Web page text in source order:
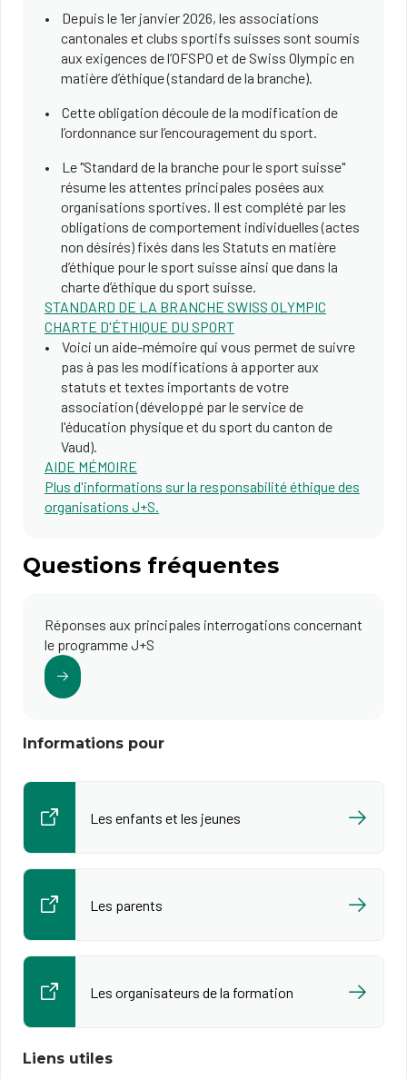
Depuis le 1er janvier 2026, les associations
cantonales et clubs sportifs suisses sont soumis
aux exigences de l’OFSPO et de Swiss Olympic en
matière d’éthique (standard de la branche).
Cette obligation découle de la modification de
l’ordonnance sur l’encouragement du sport.
Le "Standard de la branche pour le sport suisse"
résume les attentes principales posées aux
organisations sportives. Il est complété par les
obligations de comportement individuelles (actes
non désirés) fixés dans les Statuts en matière
d’éthique pour le sport suisse ainsi que dans la
charte d’éthique du sport suisse.
STANDARD DE LA BRANCHE SWISS OLYMPIC
CHARTE D'ÉTHIQUE DU SPORT
Voici un aide-mémoire qui vous permet de suivre
pas à pas les modifications à apporter aux
statuts et textes importants de votre
association (développé par le service de
l'éducation physique et du sport du canton de
Vaud).
AIDE MÉMOIRE
Plus d'informations sur la responsabilité éthique des
organisations J+S.
Questions fréquentes
Réponses aux principales interrogations concernant
le programme J+S
Informations pour
Les enfants et les jeunes
Les parents
Les organisateurs de la formation
Liens utiles